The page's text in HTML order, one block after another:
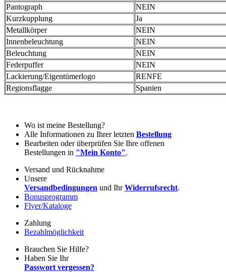
Pantograph
NEIN
Kurzkupplung
Ja
Metallkörper
NEIN
Innenbeleuchtung
NEIN
Beleuchtung
NEIN
Federpuffer
NEIN
Lackierung/Eigentümerlogo
RENFE
Regionsflagge
Spanien
Wo ist meine Bestellung?
Alle Informationen zu Ihrer letzten Bestellung
Bearbeiten oder überprüfen Sie Ihre offenen
Bestellungen in "Mein Konto".
Versand und Rücknahme
Unsere
Versandbedingungen und IhrWiderrufsrecht.
Bonusprogramm
Flyer/Kataloge
Zahlung
Bezahlmöglichkeit
Brauchen Sie Hilfe?
Haben Sie Ihr
Passwort vergessen?